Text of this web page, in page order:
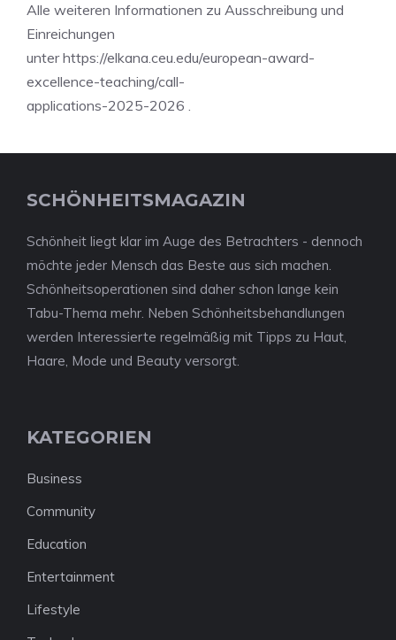
Alle weiteren Informationen zu Ausschreibung und
Einreichungen
unter https://elkana.ceu.edu/european-award-
excellence-teaching/call-
applications-2025-2026 .
SCHÖNHEITSMAGAZIN
Schönheit liegt klar im Auge des Betrachters - dennoch
möchte jeder Mensch das Beste aus sich machen.
Schönheitsoperationen sind daher schon lange kein
Tabu-Thema mehr. Neben Schönheitsbehandlungen
werden Interessierte regelmäßig mit Tipps zu Haut,
Haare, Mode und Beauty versorgt.
KATEGORIEN
Business
Community
Education
Entertainment
Lifestyle